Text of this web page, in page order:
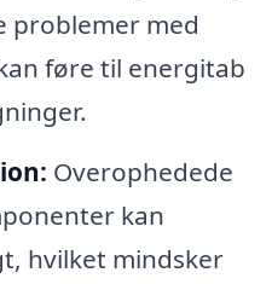
problemer med
føre til energitab
Overophedede
kan
hvilket mindsker